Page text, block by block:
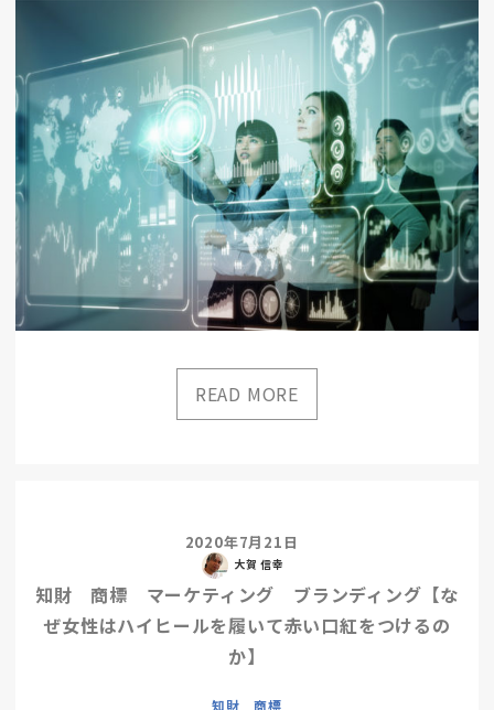
知財 商標 マーケティング ブランディング【な
ぜ女性はハイヒールを履いて赤い口紅をつけるの
か】
知財 商標
大賀 信幸
2020年7月21日